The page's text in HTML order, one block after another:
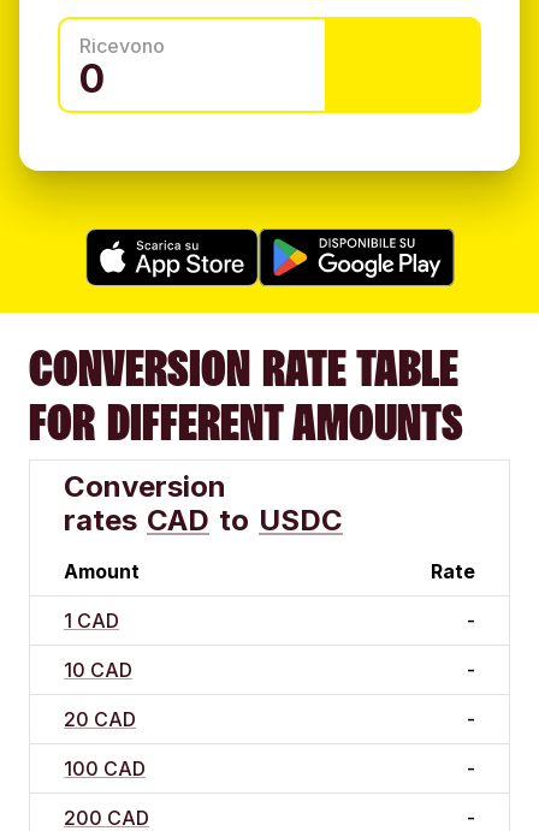
Ricevono
CONVERSION RATE TABLE
FOR DIFFERENT AMOUNTS
Conversion
rates CAD to USDC
Amount Rate
1 CAD -
10 CAD -
20 CAD -
100 CAD -
200 CAD -